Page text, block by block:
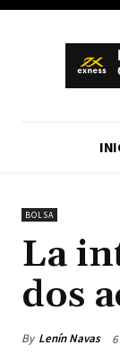
BOLSA
La
dos
By Lenín Navas